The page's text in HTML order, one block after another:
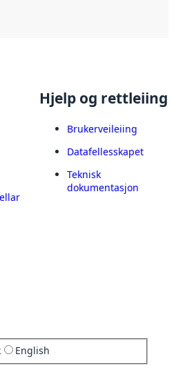
Hjelp og rettleiing
Brukerveileiing
Datafellesskapet
Teknisk
dokumentasjon
English